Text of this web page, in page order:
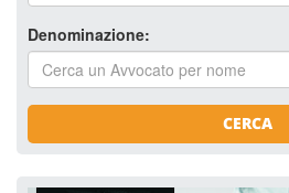
Denominazione:
CERCA